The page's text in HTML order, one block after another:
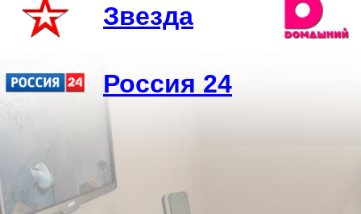
Звезда
Россия 24